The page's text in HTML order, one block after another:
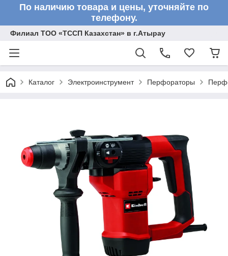
По наличию товара и цены, уточняйте по
телефону.
Филиал ТОО «ТССП Казахстан» в г.Атырау
Каталог Электроинструмент Перфораторы